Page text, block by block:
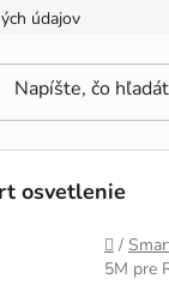
údajov
osvetlenie
Domov
/
5M pre